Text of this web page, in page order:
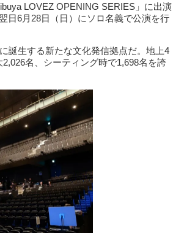
LOVEZ OPENING SERIES」に出演
日6月28日（日）にソロ名義で公演を行
誕生する新たな文化発信拠点だ。地上4
名、シーティング時で1,698名を誇